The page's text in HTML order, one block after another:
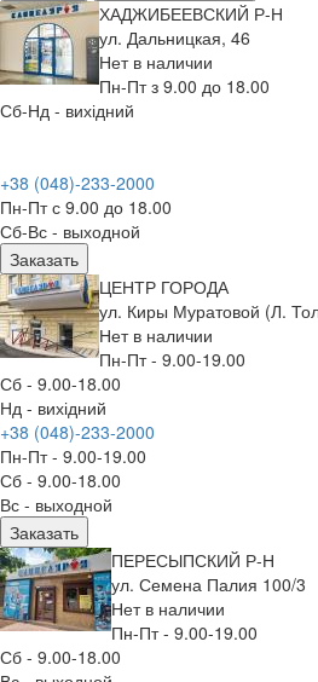
ХАДЖИБЕЕВСКИЙ Р-Н
ул. Дальницкая, 46
Нет в наличии
Пн-Пт з 9.00 до 18.00
Сб-Нд - вихідний
+38 (048)-233-2000
Пн-Пт с 9.00 до 18.00
Сб-Вс - выходной
Заказать
ЦЕНТР ГОРОДА
ул. Киры Муратовой (Л.
Нет в наличии
Пн-Пт - 9.00-19.00
Сб - 9.00-18.00
Нд - вихідний
+38 (048)-233-2000
Пн-Пт - 9.00-19.00
Сб - 9.00-18.00
Вс - выходной
Заказать
ПЕРЕСЫПСКИЙ Р-Н
ул. Семена Палия 100/3
Нет в наличии
Пн-Пт - 9.00-19.00
Сб - 9.00-18.00